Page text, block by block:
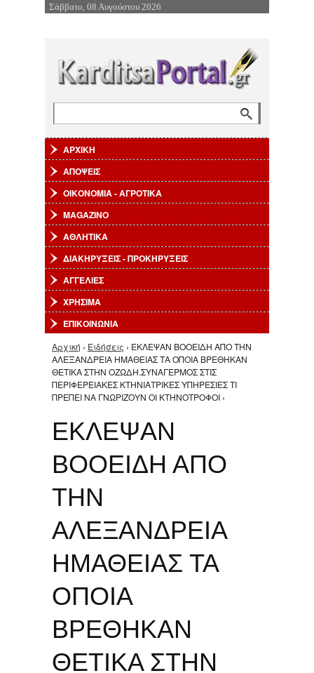
Επιστροφή στην Πλοήγηση
Σάββατο, 08 Αυγούστου 2026
ΑΡΧΙΚΗ
ΑΠΟΨΕΙΣ
ΟΙΚΟΝΟΜΙΑ - ΑΓΡΟΤΙΚΑ
MAGAZINO
ΑΘΛΗΤΙΚΑ
ΔΙΑΚΗΡΥΞΕΙΣ - ΠΡΟΚΗΡΥΞΕΙΣ
ΑΓΓΕΛΙΕΣ
ΧΡΗΣΙΜΑ
ΕΠΙΚΟΙΝΩΝΙΑ
Είστε εδώ
Αρχική › Ειδήσεις › ΕΚΛΕΨΑΝ ΒΟΟΕΙΔΗ ΑΠΟ ΤΗΝ
ΑΛΕΞΑΝΔΡΕΙΑ ΗΜΑΘΕΙΑΣ ΤΑ ΟΠΟΙΑ ΒΡΕΘΗΚΑΝ
ΘΕΤΙΚΑ ΣΤΗΝ ΟΖΩΔΗ.ΣΥΝΑΓΕΡΜΟΣ ΣΤΙΣ
ΠΕΡΙΦΕΡΕΙΑΚΕΣ ΚΤΗΝΙΑΤΡΙΚΕΣ ΥΠΗΡΕΣΙΕΣ ΤΙ
ΠΡΕΠΕΙ ΝΑ ΓΝΩΡΙΖΟΥΝ ΟΙ ΚΤΗΝΟΤΡΟΦΟΙ ›
ΕΚΛΕΨΑΝ
ΒΟΟΕΙΔΗ ΑΠΟ
ΤΗΝ
ΑΛΕΞΑΝΔΡΕΙΑ
ΗΜΑΘΕΙΑΣ ΤΑ
ΟΠΟΙΑ
ΒΡΕΘΗΚΑΝ
ΘΕΤΙΚΑ ΣΤΗΝ